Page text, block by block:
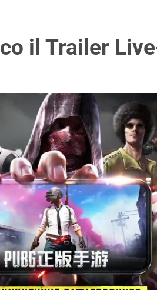
il Trailer